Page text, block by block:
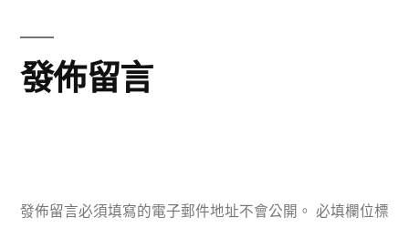
發佈留言
發佈留言必須填寫的電子郵件地址不會公開。 必填欄位標